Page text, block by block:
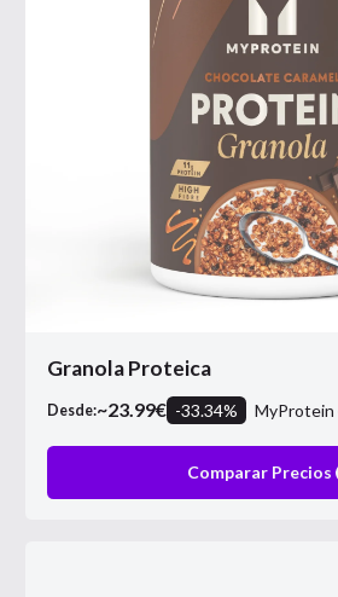
Granola Proteica
Desde:~23.99€ -33.34% MyProtein
Comparar Precios